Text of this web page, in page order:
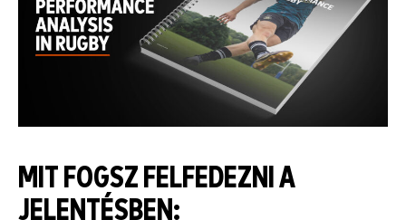
MIT FOGSZ FELFEDEZNI A
JELENTÉSBEN: